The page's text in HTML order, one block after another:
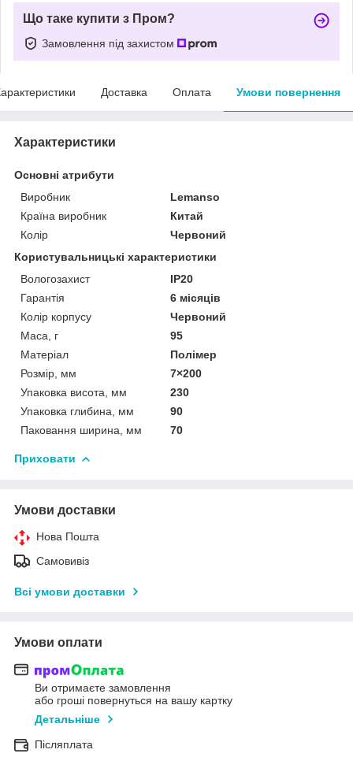
Що таке купити з Пром?
Замовлення під захистом
Доставка Оплата Умови повернення
Характеристики
Основні атрибути
Виробник
Lemanso
Країна виробник
Китай
Колір
Червоний
Користувальницькі характеристики
Вологозахист
IP20
Гарантія
6 місяців
Колір корпусу
Червоний
Маса, г
95
Матеріал
Полімер
Розмір, мм
7×200
Упаковка висота, мм
230
Упаковка глибина, мм
90
Паковання ширина, мм
70
Приховати
Умови доставки
Нова Пошта
Самовивіз
Всі умови доставки
Умови оплати
Ви отримаєте замовлення
або гроші повернуться на вашу картку
Детальніше
Післяплата